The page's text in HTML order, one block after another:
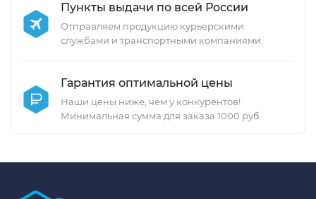
Пункты выдачи по всей России
Отправляем продукцию курьерскими
службами и транспортными компаниями.
Гарантия оптимальной цены
Наши цены ниже, чем у конкурентов!
Минимальная сумма для заказа 1000 руб.